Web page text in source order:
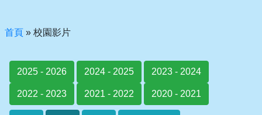
首頁 » 校園影片
2025 - 2026 2024 - 2025 2023 - 2024
2022 - 2023 2021 - 2022 2020 - 2021